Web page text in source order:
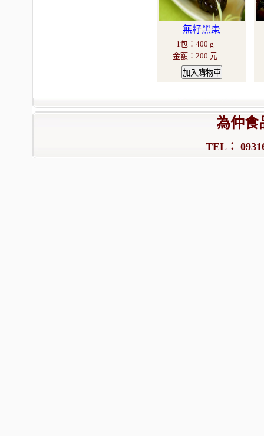
無籽黑棗
1包： 400 g
金額： 200 元
為仲
TEL：